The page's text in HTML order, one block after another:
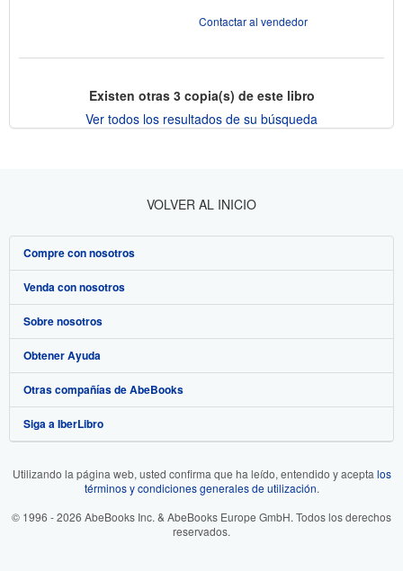
Contactar al vendedor
Existen otras 3copia(s) de este libro
Ver todos los resultados de su búsqueda
VOLVER AL INICIO
Compre con nosotros
Búsqueda avanzada
Colecciones
Mi cuenta
Mis pedidos
Ver carrito
Venda con nosotros
Comenzar a vender
Únase a nuestro programa de afiliados
Recomiende un vendedor
Sobre nosotros
Sobre IberLibro
Medios
Empleo
Preferencias de cookies
Aviso de cookies
Obtener Ayuda
Preguntas frecuentes y guías
Atención al Cliente
Otras compañías de AbeBooks
AbeBooks.com
AbeBooks.de
AbeBooks.fr
Siga a IberLibro
Utilizando la página web, usted confirma que ha leído, entendido y acepta los
términos y condiciones generales de utilización.
© 1996 - 2026 AbeBooks Inc. & AbeBooks Europe GmbH. Todos los derechos
reservados.